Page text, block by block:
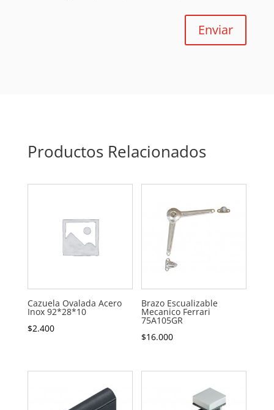
Enviar
Productos Relacionados
Cazuela Ovalada Acero
Inox 92*28*10
$2.400
Brazo Escualizable
Mecanico Ferrari
75A105GR
$16.000